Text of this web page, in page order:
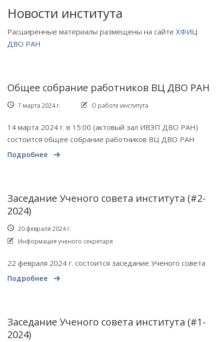
Новости института
Расширенные материалы размещены на сайте ХФИЦ
ДВО РАН
Общее собрание работников ВЦ ДВО РАН
7 марта 2024 г. О работе института
14 марта 2024 г. в 15:00 (актовый зал ИВЭП ДВО РАН)
состоится общее собрание работников ВЦ ДВО РАН
Подробнее
Заседание Ученого совета института (#2-
2024)
20 февраля 2024 г.
Информация ученого секретаря
22 февраля 2024 г. состоится заседание Ученого совета
Подробнее
Заседание Ученого совета института (#1-
2024)